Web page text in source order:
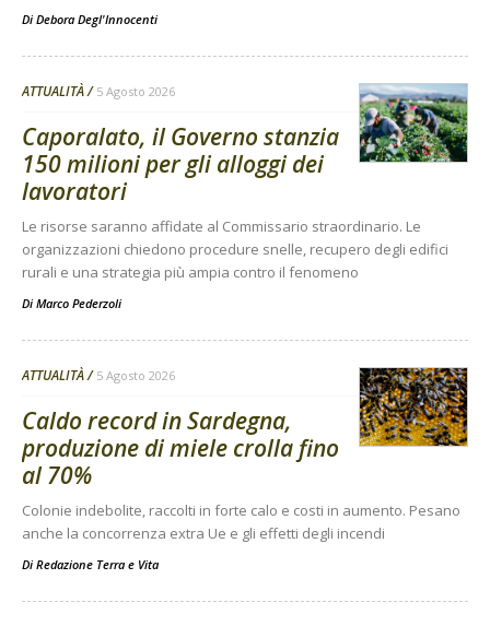
Di Debora Degl'Innocenti
ATTUALITÀ 5 Agosto 2026
Caporalato, il Governo stanzia
150 milioni per gli alloggi dei
lavoratori
Le risorse saranno affidate al Commissario straordinario. Le
organizzazioni chiedono procedure snelle, recupero degli edifici
rurali e una strategia più ampia contro il fenomeno
Di Marco Pederzoli
ATTUALITÀ 5 Agosto 2026
Caldo record in Sardegna,
produzione di miele crolla fino
al 70%
Colonie indebolite, raccolti in forte calo e costi in aumento. Pesano
anche la concorrenza extra Ue e gli effetti degli incendi
Di Redazione Terra e Vita